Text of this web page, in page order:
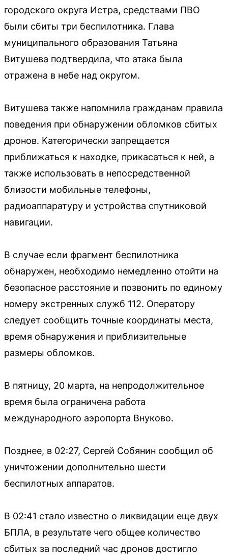
городского округа Истра, средствами ПВО
были сбиты три беспилотника. Глава
муниципального образования Татьяна
Витушева подтвердила, что атака была
отражена в небе над округом.
Витушева также напомнила гражданам правила
поведения при обнаружении обломков сбитых
дронов. Категорически запрещается
приближаться к находке, прикасаться к ней, а
также использовать в непосредственной
близости мобильные телефоны,
радиоаппаратуру и устройства спутниковой
навигации.
В случае если фрагмент беспилотника
обнаружен, необходимо немедленно отойти на
безопасное расстояние и позвонить по единому
номеру экстренных служб 112. Оператору
следует сообщить точные координаты места,
время обнаружения и приблизительные
размеры обломков.
В пятницу, 20 марта, на непродолжительное
время была ограничена работа
международного аэропорта Внуково.
Позднее, в 02:27, Сергей Собянин сообщил об
уничтожении дополнительно шести
беспилотных аппаратов.
В 02:41 стало известно о ликвидации еще двух
БПЛА, в результате чего общее количество
сбитых за последний час дронов достигло